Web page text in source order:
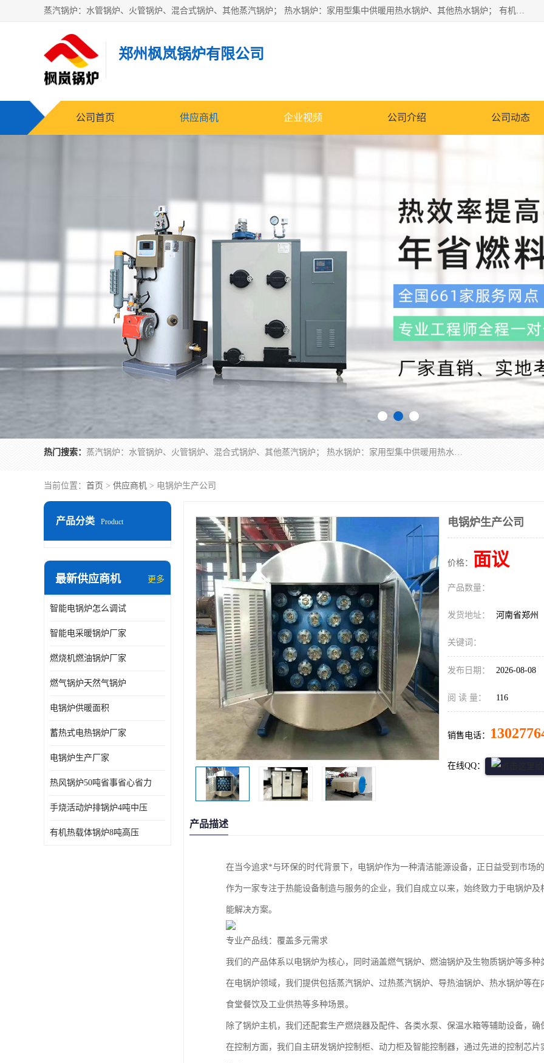
蒸汽锅炉：水管锅炉、火管锅炉、混合式锅炉、其他蒸汽锅炉； 热水锅炉：家用型集中供暖用热水锅炉、其他热水锅炉； 有机热载体锅炉； 船用蒸汽锅炉； （锅炉用辅助设备及装置）蒸汽冷凝器：表面冷凝器、混合式冷凝器、空冷式冷凝器、其他蒸汽冷凝器； 锅炉用辅助设备：节热器、蒸汽收集器、蓄能器、烟垢清除器、气体回收器、泥渣刮除器、空气预热器、其他锅炉用辅助设备；
郑州枫岚锅炉有限公司
公司首页 供应商机 企业视频 公司介绍 公司动态
热门搜索： 蒸汽锅炉：水管锅炉、火管锅炉、混合式锅炉、其他蒸汽锅炉； 热水锅炉：家用型集中供暖用热水锅炉、其他热水锅炉； 有机热载体锅炉； 船用蒸汽锅炉； （锅炉用辅助设备及装置）蒸汽冷凝器：表面冷凝器、混合式冷凝器、空冷式冷凝器、其他蒸汽冷凝器； 锅炉用辅助设备：节热器、蒸汽收集器、蓄能器、烟垢清除器、气体回收器、泥渣刮除器、空气预热器、其他锅炉用辅助设备；
当前位置： 首页 > 供应商机 > 电锅炉生产公司
产品分类 Product
最新供应商机 更多
智能电锅炉怎么调试
智能电采暖锅炉厂家
燃烧机燃油锅炉厂家
燃气锅炉天然气锅炉
电锅炉供暖面积
蓄热式电热锅炉厂家
电锅炉生产厂家
热风锅炉50吨省事省心省力
手烧活动炉排锅炉4吨中压
有机热载体锅炉8吨高压
电锅炉生产公司
价格： 面议
产品数量：
发货地址： 河南省郑州
关键词：
发布日期： 2026-08-08
阅 读 量： 116
销售电话：
在线QQ：
产品描述
在当今追求*与环保的时代背景下，电锅炉作为一种清洁能源设备，正日益受到市场
作为一家专注于热能设备制造与服务的企业，我们自成立以来，始终致力于电锅炉
能解决方案。
专业产品线：覆盖多元需求
我们的产品体系以电锅炉为核心，同时涵盖燃气锅炉、燃油锅炉及生物质锅炉等多
在电锅炉领域，我们提供包括蒸汽锅炉、过热蒸汽锅炉、导热油锅炉、热水锅炉等
食堂餐饮及工业供热等多种场景。
除了锅炉主机，我们还配套生产燃烧器及配件、各类水泵、保温水箱等辅助设备，
在控制方面，我们自主研发锅炉控制柜、动力柜及智能控制器，通过先进的控制芯